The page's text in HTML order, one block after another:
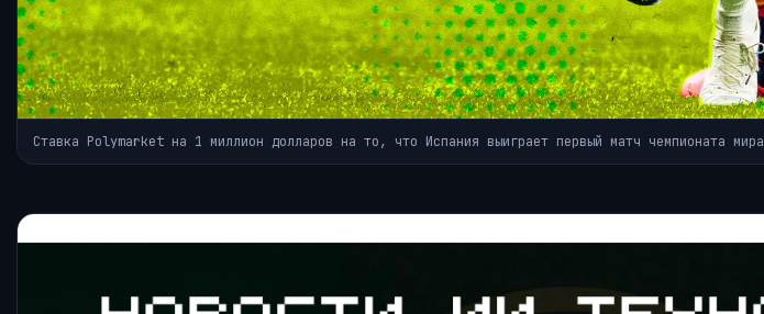
Ставка Polymarket на 1 миллион долларов на то, что Испания выиграет первый матч чемпионата